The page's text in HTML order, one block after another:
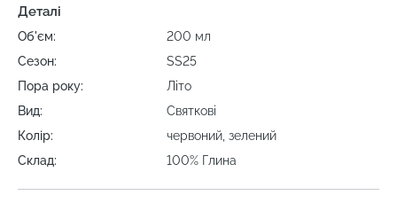
Деталі
Об'єм:
200 мл
Сезон:
SS25
Пора року:
Літо
Вид:
Святкові
Колір:
червоний, зелений
Склад:
100% Глина